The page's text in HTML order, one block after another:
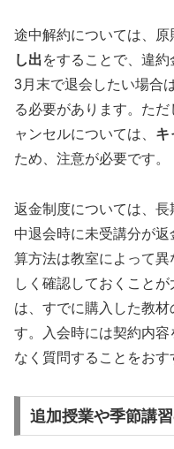
途中解約については、原
し出をすることで、違約
3月末で退会したい場合
る必要があります。た
ャンセルについては、 キ
ため、注意が必要です。
返金制度については、
中退会時に未受講分が
算方法は教室によって
しく確認しておくこと
は、すでに購入した教
す。入会時には契約内
なく質問することをおす
追加授業や季節講